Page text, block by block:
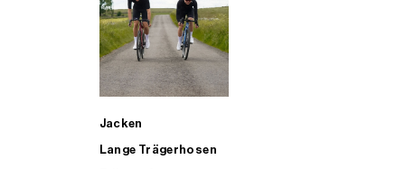
Jacken
Lange Trägerhosen
ALLE TRIATHLONARTIKEL FÜR MÄNNER KAUFEN